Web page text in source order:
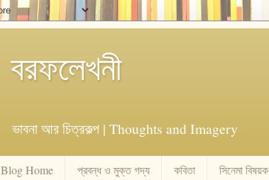
বরফলেখনী
ভাবনা আর চিত্রকল্প | Thoughts and Imagery
Blog Home প্রবন্ধ ও মুক্ত গদ্য কবিতা সিনেমা বিষয়ক